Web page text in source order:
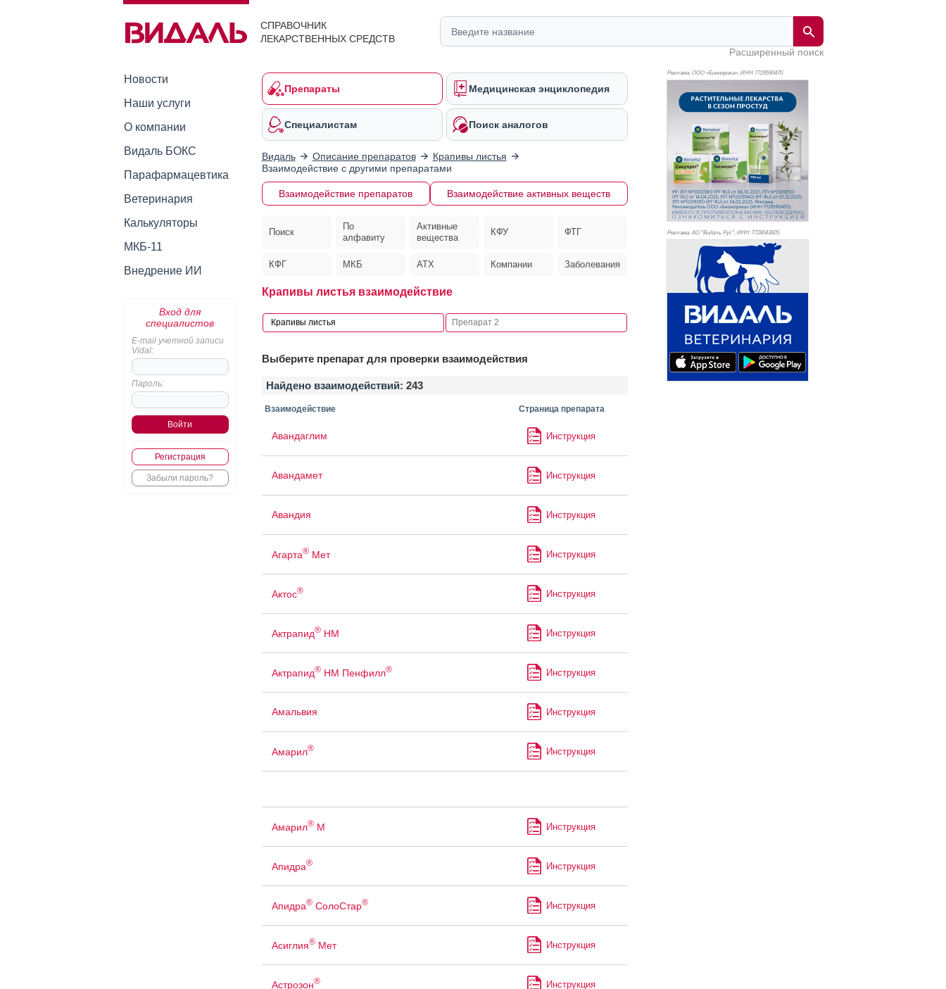
СПРАВОЧНИК
ЛЕКАРСТВЕННЫХ СРЕДСТВ
Расширенный поиск
Новости
Наши услуги
О компании
Видаль БОКС
Парафармацевтика
Ветеринария
Калькуляторы
МКБ-11
Внедрение ИИ
Вход для
специалистов
E-mail учетной записи
Vidal:
Пароль:
Регистрация
Забыли пароль?
Препараты Медицинская энциклопедия
Специалистам Поиск аналогов
Видаль Описание препаратов
Крапивы листья
Взаимодействие с другими препаратами
Взаимодействие препаратов Взаимодействие активных веществ
Поиск
По
алфавиту
Активные
вещества
КФУ ФТГ
КФГ МКБ АТХ Компании Заболевания
Крапивы листья взаимодействие
Выберите препарат для проверки взаимодействия
Найдено взаимодействий: 243
Взаимодействие Страница препарата
Авандаглим Инструкция
Авандамет Инструкция
Авандия Инструкция
Агарта®Мет Инструкция
Актос® Инструкция
Актрапид®НМ Инструкция
Актрапид®НМ Пенфилл® Инструкция
Амальвия Инструкция
Амарил® Инструкция
Амарил®М Инструкция
Апидра® Инструкция
Апидра®СолоСтар® Инструкция
Асиглия®Мет Инструкция
Астрозон® Инструкция
Реклама. ООО «Бионорика», ИНН 7729590470
Реклама. АО "Видаль Рус", ИНН 7728043605